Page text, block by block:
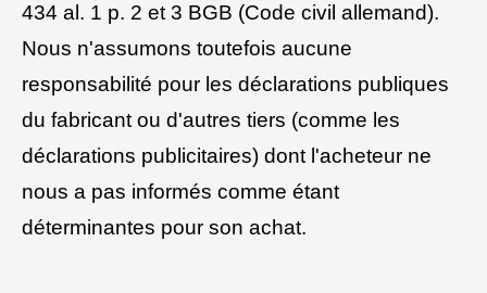
434 al. 1 p. 2 et 3 BGB (Code civil allemand).
Nous n'assumons toutefois aucune
responsabilité pour les déclarations publiques
du fabricant ou d'autres tiers (comme les
déclarations publicitaires) dont l'acheteur ne
nous a pas informés comme étant
déterminantes pour son achat.